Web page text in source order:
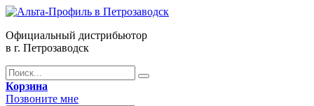
Официальный дистрибьютор
в г. Петрозаводск
Корзина
Позвоните мне